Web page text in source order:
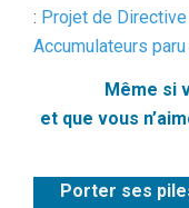
: Projet de
Accumulateurs
Même si
et que vous
Porter ses